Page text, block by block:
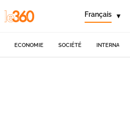
Français ▾
ECONOMIE SOCIÉTÉ